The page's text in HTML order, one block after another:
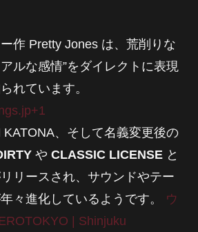
作 Pretty Jones は、荒削りな
アルな感情”をダイレクトに表現
れています。
、そして名義変更後の
や CLASSIC LICENSEと
リースされ、サウンドやテー
々進化しているようです。
ウ
| Shinjuku